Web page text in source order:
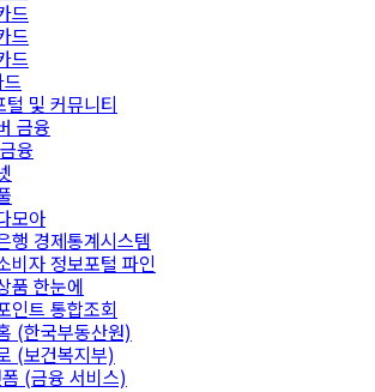
드
드
드
드
및 커뮤니티
금융
융
모아
행 경제통계시스템
비자 정보포털 파인
품 한눈에
인트 통합조회
(한국부동산원)
(보건복지부)
(금융 서비스)